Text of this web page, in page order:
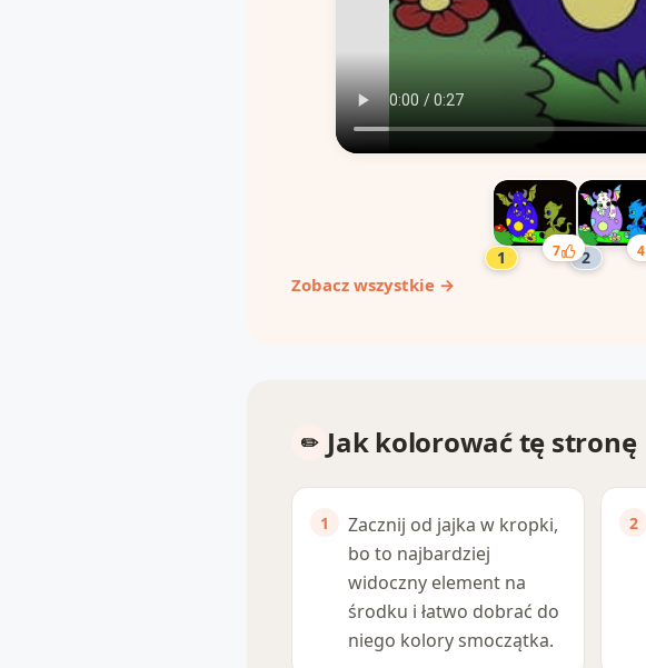
7 4
Zobacz wszystkie →
Jak kolorować tę stronę
Zacznij od jajka w kropki,
bo to najbardziej
widoczny element na
środku i łatwo dobrać do
niego kolory smoczątka.